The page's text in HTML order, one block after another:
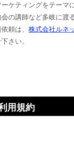
ケティングをテーマ
の講師など多岐に渡
依頼は、株式会社ルネ
さい。
用規約